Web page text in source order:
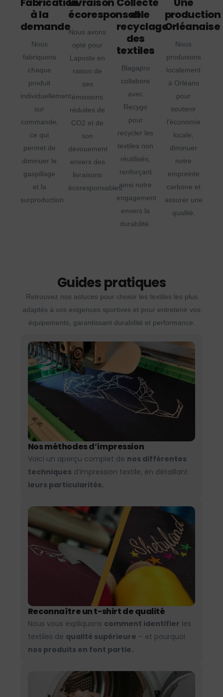
à la
demande
Nous
fabriquons
chaque
produit
individuellement
sur
commande,
ce qui
permet de
diminuer le
gaspillage
et la
surproduction.
écoresponsable
Nous avons
opté pour
Laposte en
raison de
ses
émissions
réduites de
CO2 et de
son
dévouement
envers des
livraisons
écoresponsables.
et
recyclage
des
textiles
Blagapro
collabore
avec
Recygo
pour
recycler les
textiles non
réutilisés,
renforçant
ainsi notre
engagement
envers la
durabilité.
production
Orléanaise
Nous
produisons
localement
à Orléans
pour
soutenir
l'économie
locale,
diminuer
notre
empreinte
carbone et
assurer une
qualité.
Guides pratiques
Retrouvez nos astuces pour choisir les textiles les plus
adaptés à vos exigences sportives et pour entretenir vos
équipements, garantissant durabilité et performance.
Nos méthodes d’impression
Voici un aperçu complet de nos différentes
techniques d’impression textile, en détaillant
leurs particularités.
Reconnaître un t-shirt de qualité
Nous vous expliquons comment identifier les
textiles de qualité supérieure – et pourquoi
nos produits en font partie.